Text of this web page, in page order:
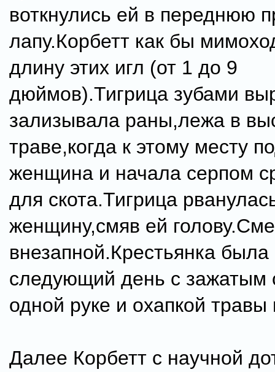
воткнулись ей в переднюю
лапу.Корбетт как бы
длину этих игл (от 1 до 9
дюймов).Тигрица зубами
зализывала раны,лежа в
траве,когда к этому месту
женщина и начала серпом
для скота.Тигрица
женщину,смяв ей
внезапной.Крестьянка
следующий день с зажатым
одной руке и охапкой травы
Далее Корбетт с научной